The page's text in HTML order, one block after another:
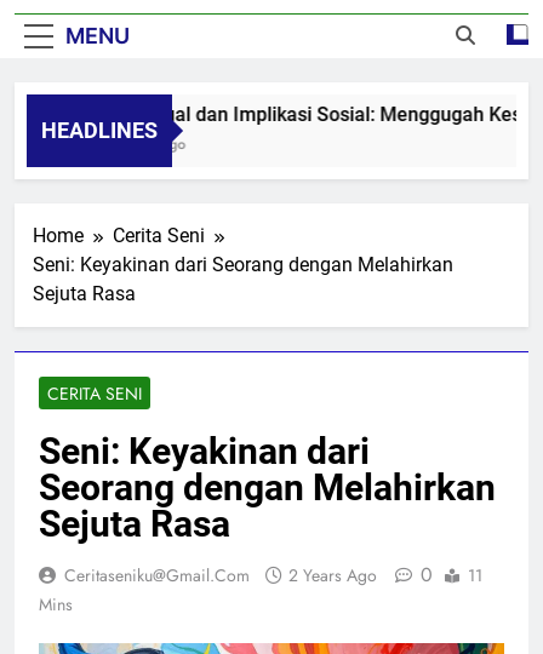
MENU
HEADLINES
Seni Visual dan Implikasi Sosial: Menggugah
8 Months Ago
Home
Cerita Seni
Seni: Keyakinan dari Seorang dengan Melahirkan
Sejuta Rasa
CERITA SENI
Seni: Keyakinan dari
Seorang dengan Melahirkan
Sejuta Rasa
Ceritaseniku@gmail.com 2 Years Ago 0
11
Mins